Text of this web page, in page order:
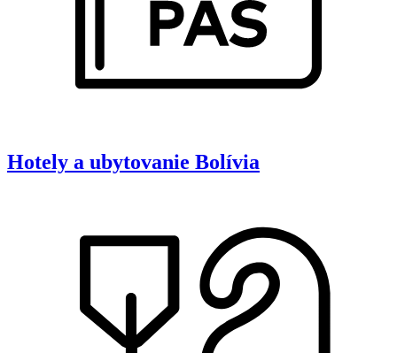
Hotely a ubytovanie Bolívia